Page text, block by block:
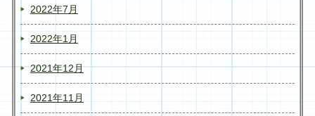
2022年7月
2022年1月
2021年12月
2021年11月